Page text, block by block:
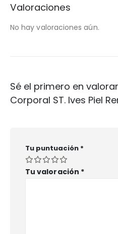
Valoraciones
No hay valoraciones aún.
Sé el primero en
Corporal ST. Ives Piel
Tu puntuación *
Tu valoración *